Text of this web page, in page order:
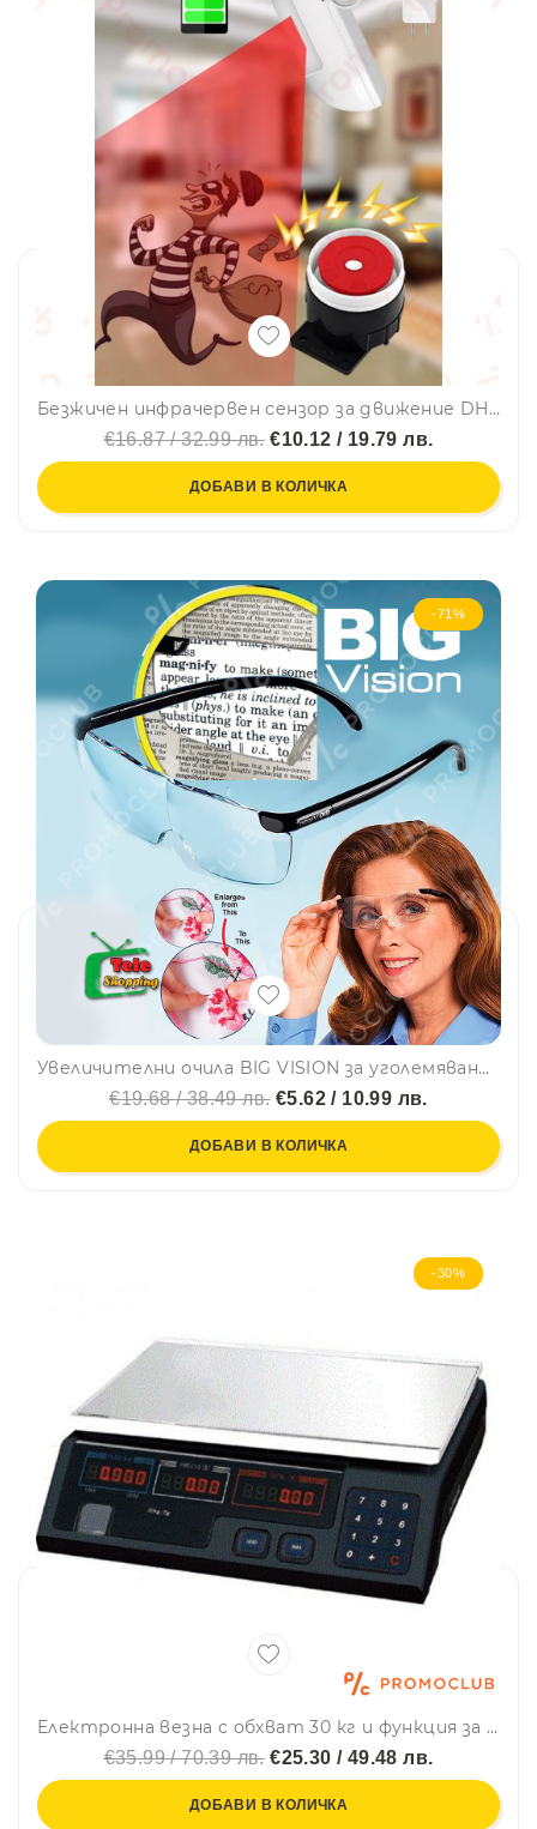
Безжичен инфрачервен сензор за движение DH-12, SmartHome
€16.87 / 32.99 лв.€10.12 / 19.79 лв.
ДОБАВИ В КОЛИЧКА
-71%
Увеличителни очила BIG VISION за уголемяване на образите и работа с дребни детайли
€19.68 / 38.49 лв.€5.62 / 10.99 лв.
ДОБАВИ В КОЛИЧКА
-30%
Електронна везна с обхват 30 кг и функция за изчисляване на цената на измерената стока
€35.99 / 70.39 лв.€25.30 / 49.48 лв.
ДОБАВИ В КОЛИЧКА